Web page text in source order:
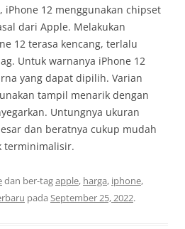
iPhone 12 menggunakan chipset
dari Apple. Melakukan
12 terasa kencang, terlalu
Untuk warnanya iPhone 12
yang dapat dipilih. Varian
tampil menarik dengan
Untungnya ukuran
dan beratnya cukup mudah
terminimalisir.
dan ber-tagapple, harga, iphone,
pada September 25, 2022.